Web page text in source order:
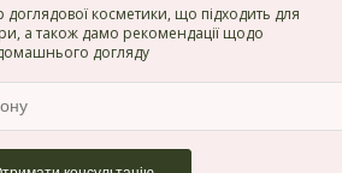
доглядової косметики, що підходить для
а також дамо рекомендації щодо
догляду